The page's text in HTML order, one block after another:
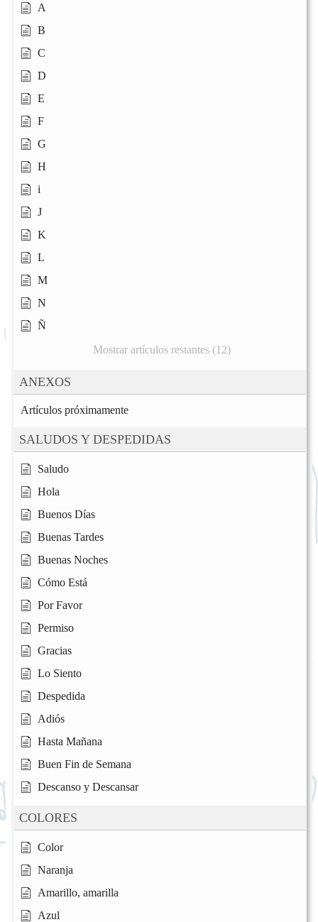
A
B
C
D
E
F
G
H
i
J
K
L
M
N
Ñ
Mostrar artículos restantes (12)
ANEXOS
Artículos próximamente
SALUDOS Y DESPEDIDAS
Saludo
Hola
Buenos Días
Buenas Tardes
Buenas Noches
Cómo Está
Por Favor
Permiso
Gracias
Lo Siento
Despedida
Adiós
Hasta Mañana
Buen Fin de Semana
Descanso y Descansar
COLORES
Color
Naranja
Amarillo, amarilla
Azul